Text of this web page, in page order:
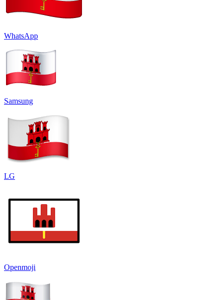
WhatsApp
Samsung
LG
Openmoji